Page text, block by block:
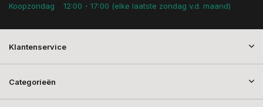
Koopzondag
12:00 - 17:00 (elke laatste zondag v.d. maand)
Klantenservice
Categorieën